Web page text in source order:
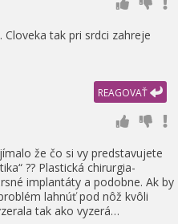
Cloveka tak pri srdci zahreje
REAGOVAŤ
že čo si vy predstavujete
?? Plastická chirurgia-
implantáty a podobne. Ak by
lahnúť pod nôž kvôli
tak ako vyzerá…